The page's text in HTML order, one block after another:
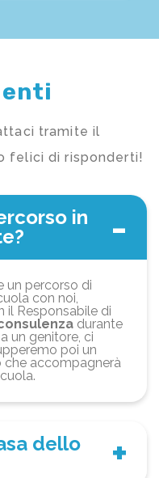
tramite il
felici di risponderti!
in
un percorso di
con noi,
il Responsabile di
durante
un genitore, ci
poi un
che accompagnerà
dello